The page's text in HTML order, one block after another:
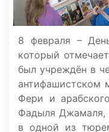
8 февраля –
который
был учреждён в
антифашистском
Фери и
Фадыля Джамаля,
в одной из